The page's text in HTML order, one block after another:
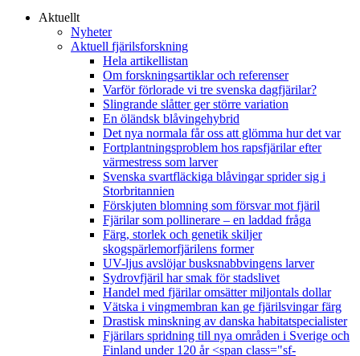
Aktuellt
Nyheter
Aktuell fjärilsforskning
Hela artikellistan
Om forskningsartiklar och referenser
Varför förlorade vi tre svenska dagfjärilar?
Slingrande slåtter ger större variation
En öländsk blåvingehybrid
Det nya normala får oss att glömma hur det var
Fortplantningsproblem hos rapsfjärilar efter
värmestress som larver
Svenska svartfläckiga blåvingar sprider sig i
Storbritannien
Förskjuten blomning som försvar mot fjäril
Fjärilar som pollinerare – en laddad fråga
Färg, storlek och genetik skiljer
skogspärlemorfjärilens former
UV-ljus avslöjar busksnabbvingens larver
Sydrovfjäril har smak för stadslivet
Handel med fjärilar omsätter miljontals dollar
Vätska i vingmembran kan ge fjärilsvingar färg
Drastisk minskning av danska habitatspecialister
Fjärilars spridning till nya områden i Sverige och
Finland under 120 år <span class="sf-